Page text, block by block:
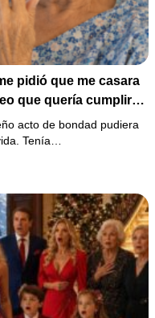
pidió que me casara
que quería cumplir
su abogado
de hospital que
dijo: «Ella te eligió
acto de bondad pudiera
Tenía…